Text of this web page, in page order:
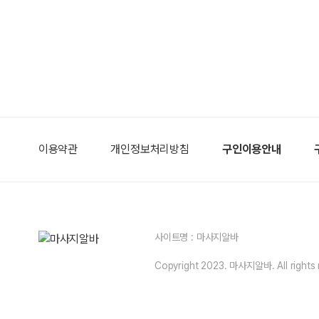
이용약관 개인정보처리방침 구인이용안내
사이트명 : 마사지알바
Copyright 2023. 마사지알바. All rights